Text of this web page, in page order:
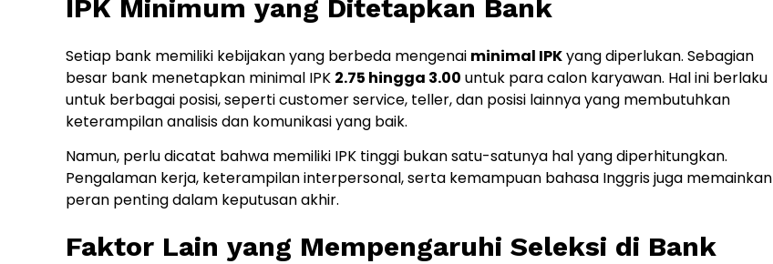
IPK Minimum yang Ditetapkan Bank
Setiap bank memiliki kebijakan yang berbeda mengenai minimal IPKyang diperlukan. Sebagian
besar bank menetapkan minimal IPK 2.75 hingga 3.00 untuk para calon karyawan. Hal ini berlaku
untuk berbagai posisi, seperti customer service, teller, dan posisi lainnya yang membutuhkan
keterampilan analisis dan komunikasi yang baik.
Namun, perlu dicatat bahwa memiliki IPK tinggi bukan satu-satunya hal yang diperhitungkan.
Pengalaman kerja, keterampilan interpersonal, serta kemampuan bahasa Inggris juga memainkan
peran penting dalam keputusan akhir.
Faktor Lain yang Mempengaruhi Seleksi di Bank